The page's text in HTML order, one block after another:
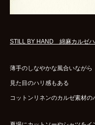
STILL BY HAND 綿麻カルゼ
薄手のしなやかな風合いながら
見た目のハリ感もある
コットンリネンのカルゼ素材の